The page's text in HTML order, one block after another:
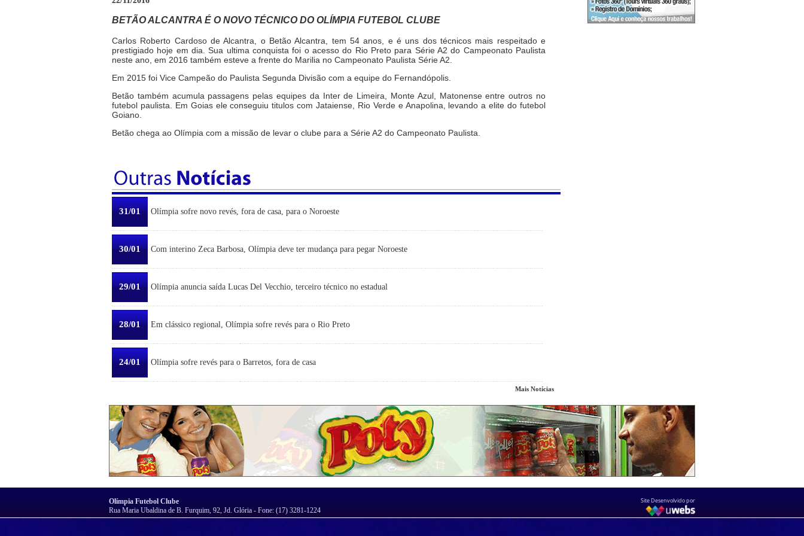
BETÃO ALCANTRA É O NOVO TÉCNICO DO OLÍMPIA FUTEBOL CLUBE
Carlos Roberto Cardoso de Alcantra, o Betão Alcantra, tem 54 anos, e é uns dos técnicos mais respeitado e
prestigiado hoje em dia. Sua ultima conquista foi o acesso do Rio Preto para Série A2 do Campeonato Paulista
neste ano, em 2016 também esteve a frente do Marilia no Campeonato Paulista Série A2.
Em 2015 foi Vice Campeão do Paulista Segunda Divisão com a equipe do Fernandópolis.
Betão também acumula passagens pelas equipes da Inter de Limeira, Monte Azul, Matonense entre outros no
futebol paulista. Em Goias ele conseguiu titulos com Jataiense, Rio Verde e Anapolina, levando a elite do futebol
Goiano.
Betão chega ao Olímpia com a missão de levar o clube para a Série A2 do Campeonato Paulista.
31/01 Olímpia sofre novo revés, fora de casa, para o Noroeste
30/01 Com interino Zeca Barbosa, Olímpia deve ter mudança para pegar Noroeste
29/01 Olímpia anuncia saída Lucas Del Vecchio, terceiro técnico no estadual
28/01 Em clássico regional, Olímpia sofre revés para o Rio Preto
24/01 Olímpia sofre revés para o Barretos, fora de casa
Mais Notícias
Olímpia Futebol Clube
Rua Maria Ubaldina de B. Furquim, 92, Jd. Glória - Fone: (17) 3281-1224
Site Desenvolvido por